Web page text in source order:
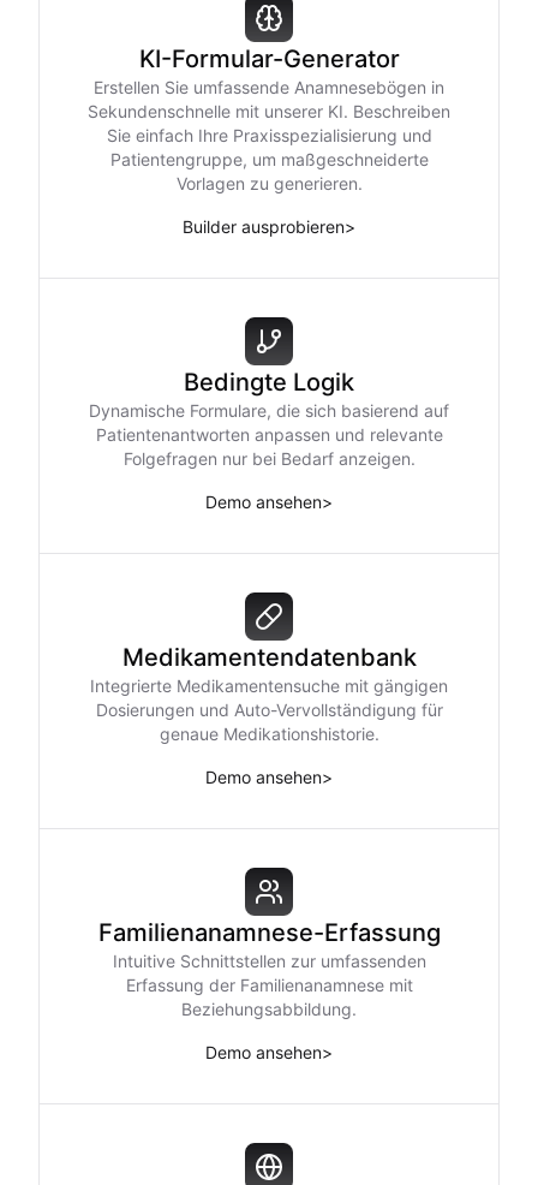
KI-Formular-Generator
Erstellen Sie umfassende Anamnesebögen in
Sekundenschnelle mit unserer KI. Beschreiben
Sie einfach Ihre Praxisspezialisierung und
Patientengruppe, um maßgeschneiderte
Vorlagen zu generieren.
Builder ausprobieren>
Bedingte Logik
Dynamische Formulare, die sich basierend auf
Patientenantworten anpassen und relevante
Folgefragen nur bei Bedarf anzeigen.
Demo ansehen>
Medikamentendatenbank
Integrierte Medikamentensuche mit gängigen
Dosierungen und Auto-Vervollständigung für
genaue Medikationshistorie.
Demo ansehen>
Familienanamnese-Erfassung
Intuitive Schnittstellen zur umfassenden
Erfassung der Familienanamnese mit
Beziehungsabbildung.
Demo ansehen>